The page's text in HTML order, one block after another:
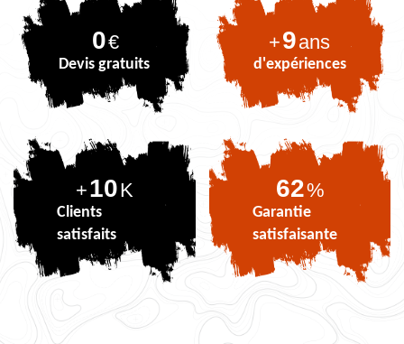
0€
Devis gratuits
+9ans
d'expériences
+10K
Clients
satisfaits
75%
Garantie
satisfaisante